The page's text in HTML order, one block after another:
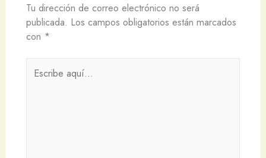
Tu dirección de correo electrónico no será
publicada. Los campos obligatorios están marcados
con *
aquí...